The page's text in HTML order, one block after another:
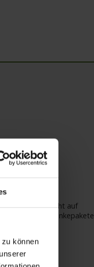
können
sind nicht auf
Die Getränkepakete
enthalten.